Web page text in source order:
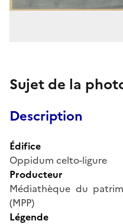
Sujet de la
Description
Édifice
Oppidum celto-ligure
Producteur
Médiathèque du
(MPP)
Légende